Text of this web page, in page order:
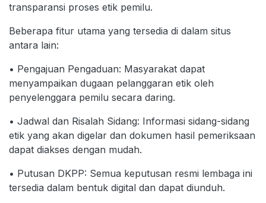
transparansi proses etik pemilu.
Beberapa fitur utama yang tersedia di dalam situs
antara lain:
• Pengajuan Pengaduan: Masyarakat dapat
menyampaikan dugaan pelanggaran etik oleh
penyelenggara pemilu secara daring.
• Jadwal dan Risalah Sidang: Informasi sidang-sidang
etik yang akan digelar dan dokumen hasil pemeriksaan
dapat diakses dengan mudah.
• Putusan DKPP: Semua keputusan resmi lembaga ini
tersedia dalam bentuk digital dan dapat diunduh.